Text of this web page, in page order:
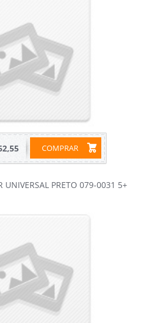
COMPRAR
UNIVERSAL PRETO 079-0031 5+